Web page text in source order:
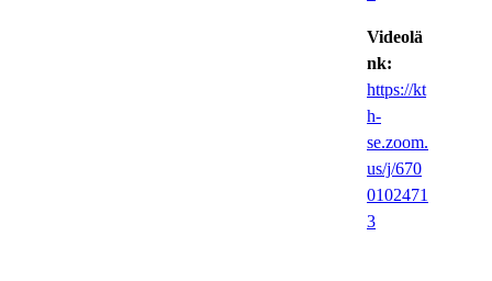
Videolä
nk:
https://kt
h-
se.zoom.
us/j/670
0102471
3